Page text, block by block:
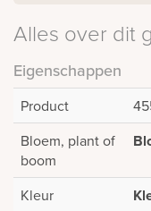
Alles over dit
Eigenschappen
Product
Bloem, plant of
boom
Kleur